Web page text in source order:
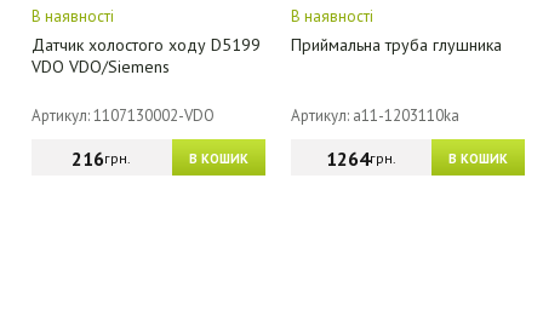
В наявності
Датчик холостого ходу D5199
VDO VDO/Siemens
Артикул: 1107130002-VDO
В КОШИК
216грн.
В наявності
Приймальна труба глушника
Артикул: a11-1203110ka
В КОШИК
1264грн.